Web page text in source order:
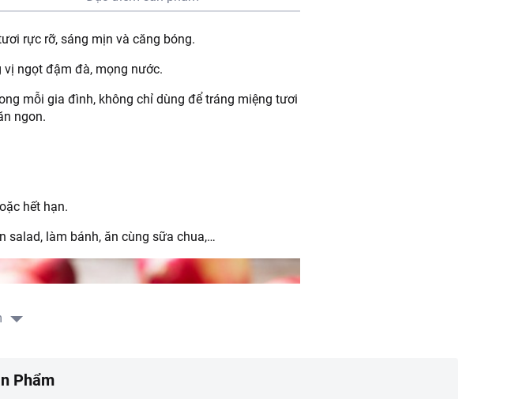
rực rỡ, sáng mịn và căng bóng.
ngọt đậm đà, mọng nước.
mỗi gia đình, không chỉ dùng để tráng miệng tươi
ngon.
hết hạn.
salad, làm bánh, ăn cùng sữa chua,…
Phẩm